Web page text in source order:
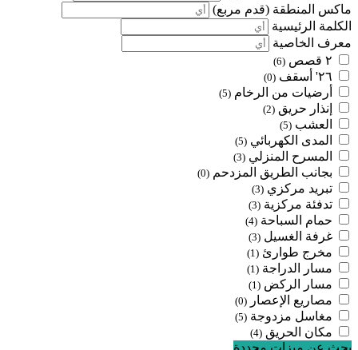
ماكس المنطقة (قدم مربع)
الكلمة الرئيسية
معرف الخاصية
٢ قصص
(6)
٢٦' أسقف (0)
أرضيات من الرخام (5)
إنذار حريق (2)
العشب (5)
المدى الكهربائي (5)
المسرح المنزلي (3)
بجانب الطريق المزدحم (0)
تبريد مركزي (3)
تدفئة مركزية (3)
حمام السباحة (4)
غرفة الغسيل (3)
مخرج طوارئ (1)
مسار الدراجة (1)
مسار الركض (1)
مصاريع الإعصار (0)
مغاسل مزدوجة (5)
مكان الحريق (4)
بحث عن ميزات محددة